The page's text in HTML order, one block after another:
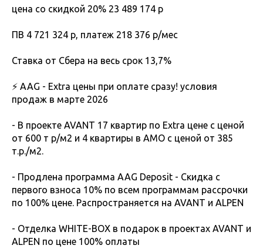
цена со скидкой 20% 23 489 174 р
ПВ 4 721 324 р, платеж 218 376 р/мес
Ставка от Сбера на весь срок 13,7%
⚡️ AAG - Extra цены при оплате сразу! условия
продаж в марте 2026
- В проекте AVANT 17 квартир по Extra цене с ценой
от 600 т р/м2 и 4 квартиры в АМО с ценой от 385
т.р./м2.
- Продлена программа AAG Deposit - Скидка с
первого взноса 10% по всем программам рассрочки
по 100% цене. Распространяется на AVANT и ALPEN
- Отделка WHITE-BOX в подарок в проектах AVANT и
ALPEN по цене 100% оплаты